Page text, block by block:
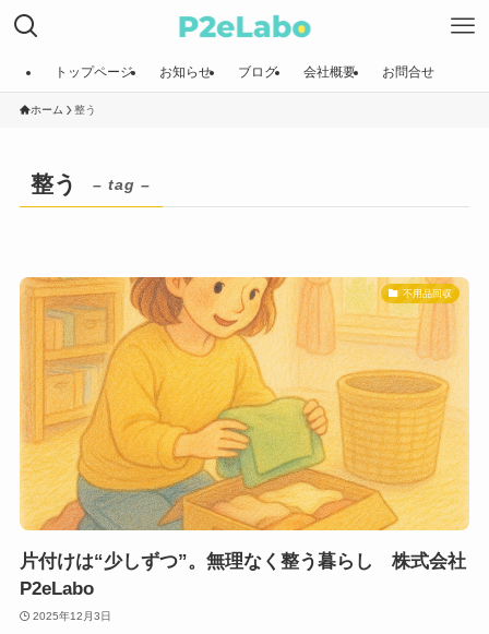
トップページ お知らせ ブログ 会社概要 お問合せ
ホーム 整う
整う – tag –
不用品回収
片付けは“少しずつ”。無理なく整う暮らし 株式会社
P2eLabo
2025年12月3日